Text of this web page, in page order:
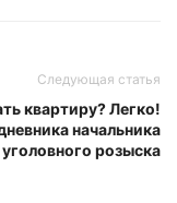
Следующая статья
квартиру? Легко!
начальника
уголовного розыска